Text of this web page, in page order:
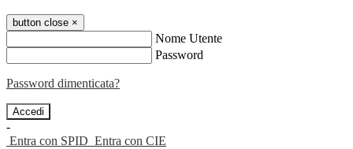
button close ×
Nome Utente
Password
Password dimenticata?
-
Entra con SPID Entra con CIE